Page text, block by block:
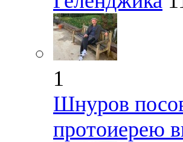
1
Шнуров
протоиерею